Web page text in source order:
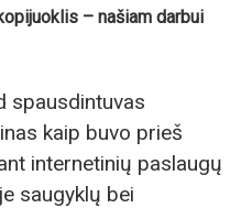
– našiam darbui
spausdintuvas
kaip buvo prieš
internetinių paslaugų
saugyklų bei